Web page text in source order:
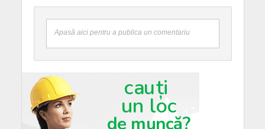
Apasă aici pentru a publica un comentariu